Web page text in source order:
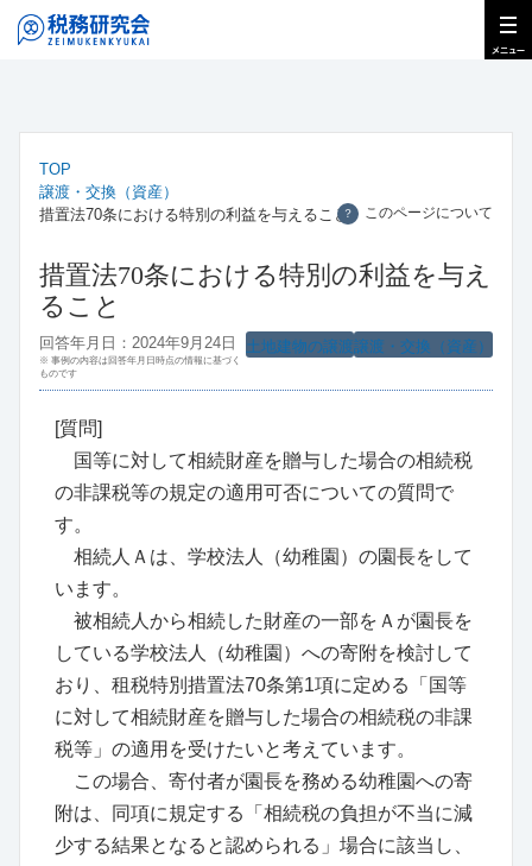
TOP
譲渡・交換（資産）
措置法70条における特別の利益を与えること？ このページについて
措置法70条における特別の利益を与え
ること
譲渡・交換（資産）
土地建物の譲渡
回答年月日：2024年9月24日
※ 事例の内容は回答年月日時点の情報に基づく
ものです
[質問]
国等に対して相続財産を贈与した場合の相続税
の非課税等の規定の適用可否についての質問で
す。
相続人Ａは、学校法人（幼稚園）の園長をして
います。
被相続人から相続した財産の一部をＡが園長を
している学校法人（幼稚園）への寄附を検討して
おり、租税特別措置法70条第1項に定める「国等
に対して相続財産を贈与した場合の相続税の非課
税等」の適用を受けたいと考えています。
この場合、寄付者が園長を務める幼稚園への寄
附は、同項に規定する「相続税の負担が不当に減
少する結果となると認められる」場合に該当し、